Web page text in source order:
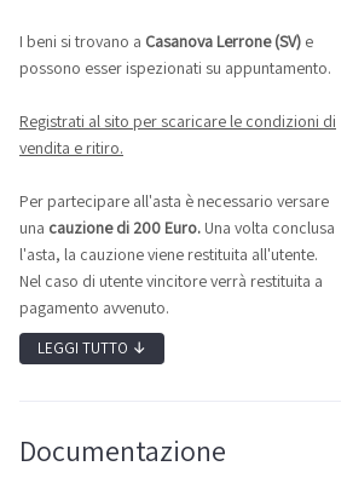
I beni si trovano a Casanova Lerrone (SV) e
possono esser ispezionati su appuntamento.
Registrati al sito per scaricare le condizioni di
vendita e ritiro.
Per partecipare all'asta è necessario versare
una cauzione di 200 Euro. Una volta conclusa
l'asta, la cauzione viene restituita all'utente.
Nel caso di utente vincitore verrà restituita a
pagamento avvenuto.
LEGGI TUTTO ↓
Documentazione